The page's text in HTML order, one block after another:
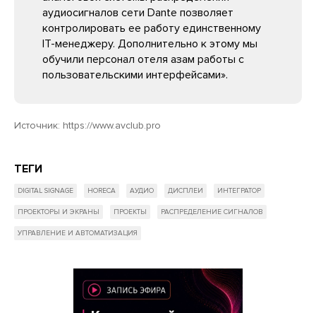
аудиосигналов сети Dante позволяет
контролировать ее работу единственному
IT-менеджеру. Дополнительно к этому мы
обучили персонал отеля азам работы с
пользовательскими интерфейсами».
Источник: https://www.avclub.pro
ТЕГИ
DIGITAL SIGNAGE HORECA АУДИО ДИСПЛЕИ ИНТЕГРАТОР
ПРОЕКТОРЫ И ЭКРАНЫ ПРОЕКТЫ РАСПРЕДЕЛЕНИЕ СИГНАЛОВ
УПРАВЛЕНИЕ И АВТОМАТИЗАЦИЯ